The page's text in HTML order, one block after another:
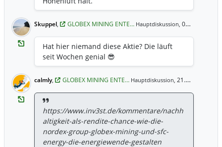
Skuppel, GLOBEX MINING ENTE… Hauptdiskussion, 08.10.2025 0:08 Uhr
Hat hier niemand diese Aktie? Die läuft
seit Wochen genial 😎
calmly, GLOBEX MINING ENTE… Hauptdiskussion, 21.03.2025 9:10 Uhr
https://www.inv3st.de/kommentare/nachh
altigkeit-als-rendite-chance-wie-die-
nordex-group-globex-mining-und-sfc-
energy-die-energiewende-gestalten